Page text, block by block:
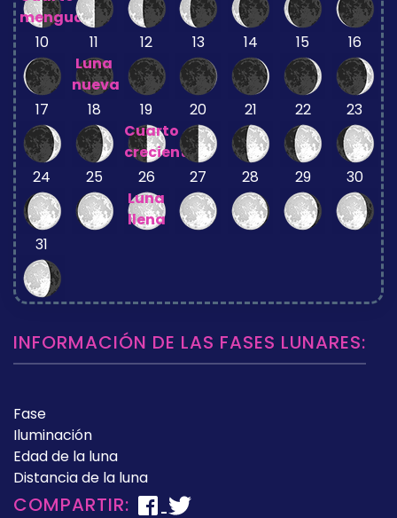
menguante
10
11
Luna
nueva
12 13 14 15 16
17 18
19
Cuarto
creciente
20 21 22 23
24 25
26
Luna
llena
27 28 29 30
31
INFORMACIÓN DE LAS FASES LUNARES:
Fase
Iluminación
Edad de la luna
Distancia de la luna
COMPARTIR: